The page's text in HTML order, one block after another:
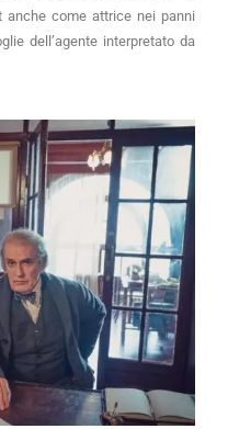
anche come attrice nei panni
dell’agente interpretato da